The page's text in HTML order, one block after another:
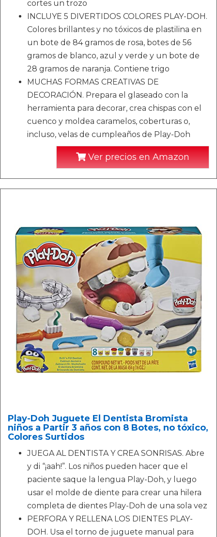
cortes un trozo
INCLUYE 5 DIVERTIDOS COLORES PLAY-DOH.
Colores brillantes y no tóxicos de plastilina en
un bote de 84 gramos de rosa, botes de 56
gramos de blanco, azul y verde y un bote de
28 gramos de naranja. Contiene trigo
MUCHAS FORMAS CREATIVAS DE
DECORACIÓN. Prepara el glaseado con la
herramienta para decorar, crea chispas con el
cuenco y moldea caramelos, coberturas o,
incluso, velas de cumpleaños de Play-Doh
Ver precios en Amazon
Play-Doh Juguete El Dentista Bromista
niños a Partir 3 años con 8 Botes, no tóxico,
Colores Surtidos
JUEGA AL DENTISTA Y CREA SONRISAS. Abre
y di “¡aah!”. Los niños pueden hacer que el
paciente saque la lengua Play-Doh, y luego
usar el molde de diente para crear una hilera
completa de dientes Play-Doh de una sola vez
PERFORA Y RELLENA LOS DIENTES PLAY-
DOH. Usa el torno de juguete manual para